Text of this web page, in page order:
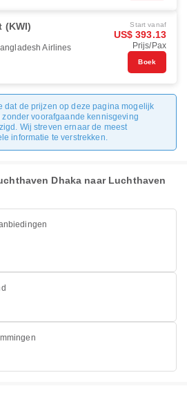
(KWI)
Airlines
Start vanaf
US$ 393.13
Prijs/Pax
Boek
dat de prijzen op deze pagina mogelijk
voorafgaande kennisgeving
Wij streven ernaar de meest
informatie te verstrekken.
Dhaka naar Luchthaven